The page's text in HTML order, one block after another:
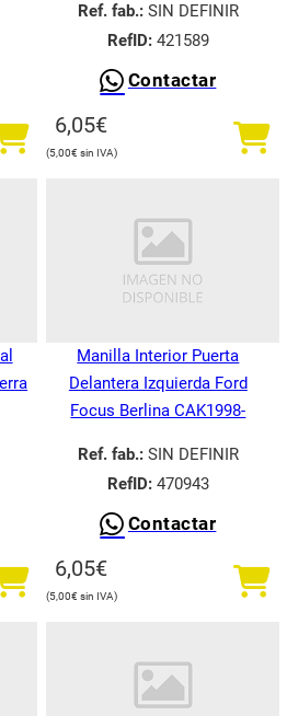
Ref. fab.:SIN DEFINIR
RefID:421589
Contactar
6,05€
5,00€
Manilla Interior Puerta
Delantera Izquierda Ford
Focus Berlina CAK1998-
Ref. fab.:SIN DEFINIR
RefID:470943
Contactar
6,05€
5,00€